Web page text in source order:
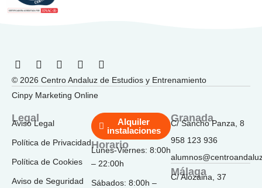
F
c
e
o
o
k
-
f
I
s
t
g
r
m
T
k
t
Y
u
t
L
n
d
i
n
© 2026 Centro Andaluz de Estudios y Entrenamiento
Cinpy Marketing Online
Legal
Aviso Legal
Política de Privacidad
Política de Cookies
Aviso de Seguridad
Horario
Lunes-Viernes: 8:00h
– 22:00h
Sábados: 8:00h –
Alquiler
instalaciones
Granada
C/ Sancho Panza, 8
958 123 936
Málaga
C/ Alozaina, 37